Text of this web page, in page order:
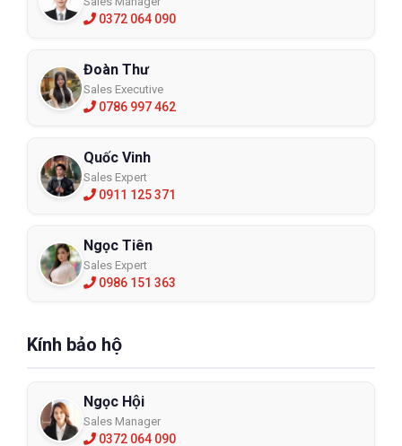
0372 064 090
Đoàn Thư
Sales Executive
0786 997 462
Quốc Vinh
Sales Expert
0911 125 371
Ngọc Tiên
Sales Expert
0986 151 363
Kính bảo hộ
Ngọc Hội
Sales Manager
0372 064 090